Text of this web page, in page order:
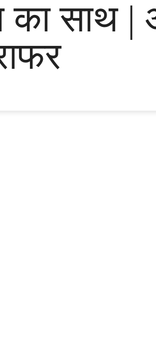
का साथ |